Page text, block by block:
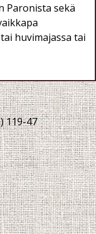
Paronista sekä
huvimajassa tai
119-47